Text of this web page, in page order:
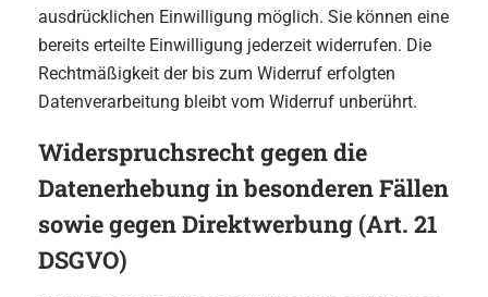
ausdrücklichen Einwilligung möglich. Sie können eine
bereits erteilte Einwilligung jederzeit widerrufen. Die
Rechtmäßigkeit der bis zum Widerruf erfolgten
Datenverarbeitung bleibt vom Widerruf unberührt.
Widerspruchsrecht gegen die
Datenerhebung in besonderen Fällen
sowie gegen Direktwerbung (Art. 21
DSGVO)